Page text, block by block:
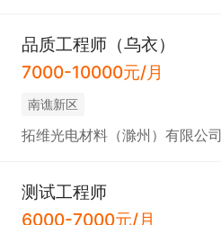
品质工程师（乌衣）
7000-10000元/月
南谯新区
拓维光电材料（滁州）有限公司
测试工程师
6000-7000元/月